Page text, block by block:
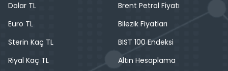
Dolar TL
Euro TL
Sterin Kaç TL
Riyal Kaç TL
Brent Petrol Fiyatı
Bilezik Fiyatları
BIST 100 Endeksi
Altın Hesaplama